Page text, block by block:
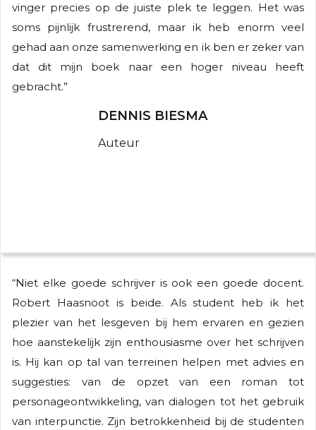
vinger precies op de juiste plek te leggen. Het was
soms pijnlijk frustrerend, maar ik heb enorm veel
gehad aan onze samenwerking en ik ben er zeker van
dat dit mijn boek naar een hoger niveau heeft
gebracht.”
DENNIS BIESMA
Auteur
“Niet elke goede schrijver is ook een goede docent.
Robert Haasnoot is beide. Als student heb ik het
plezier van het lesgeven bij hem ervaren en gezien
hoe aanstekelijk zijn enthousiasme over het schrijven
is. Hij kan op tal van terreinen helpen met advies en
suggesties: van de opzet van een roman tot
personageontwikkeling, van dialogen tot het gebruik
van interpunctie. Zijn betrokkenheid bij de studenten